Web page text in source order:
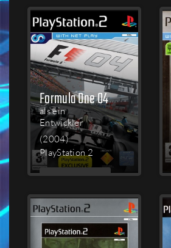
Formula One 04
als ein
Entwickler
(2004)
PlayStation 2
MEHR